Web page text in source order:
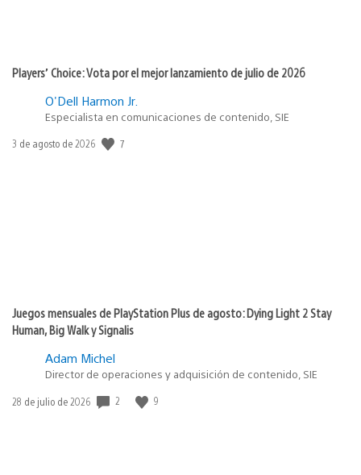
Players’ Choice: Vota por el mejor lanzamiento de julio de 2026
O'Dell Harmon Jr.
Especialista en comunicaciones de contenido, SIE
Fecha
3 de agosto de 2026 7
Juegos mensuales de PlayStation Plus de agosto: Dying Light 2 Stay
Human, Big Walk y Signalis
Adam Michel
Director de operaciones y adquisición de contenido, SIE
Fecha
28 de julio de 2026 2 9